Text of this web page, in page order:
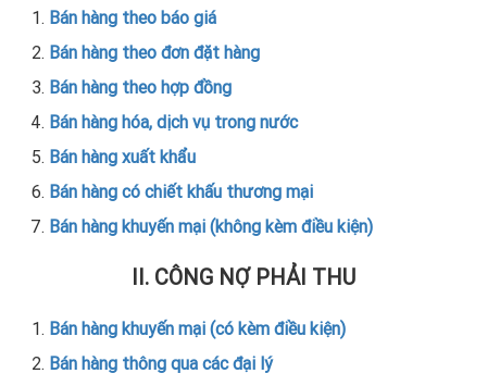
Bán hàng theo báo giá
Bán hàng theo đơn đặt hàng
Bán hàng theo hợp đồng
Bán hàng hóa, dịch vụ trong nước
Bán hàng xuất khẩu
Bán hàng có chiết khấu thương mại
Bán hàng khuyến mại (không kèm điều kiện)
II. CÔNG NỢ PHẢI THU
Bán hàng khuyến mại (có kèm điều kiện)
Bán hàng thông qua các đại lý